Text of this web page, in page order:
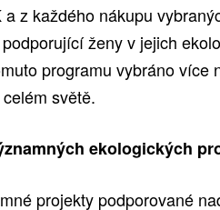
a z každého nákupu
ženy v jejich
programu vybráno více
světě.
ekologických
projekty podporované